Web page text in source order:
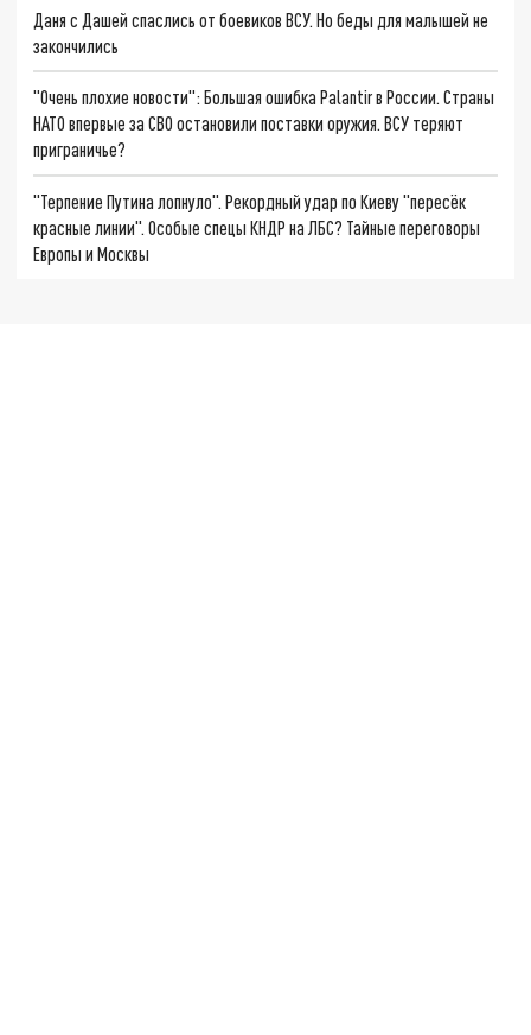
Даня с Дашей спаслись от боевиков ВСУ. Но беды для малышей не
закончились
"Очень плохие новости": Большая ошибка Palantir в России. Страны
НАТО впервые за СВО остановили поставки оружия. ВСУ теряют
приграничье?
"Терпение Путина лопнуло". Рекордный удар по Киеву "пересёк
красные линии". Особые спецы КНДР на ЛБС? Тайные переговоры
Европы и Москвы